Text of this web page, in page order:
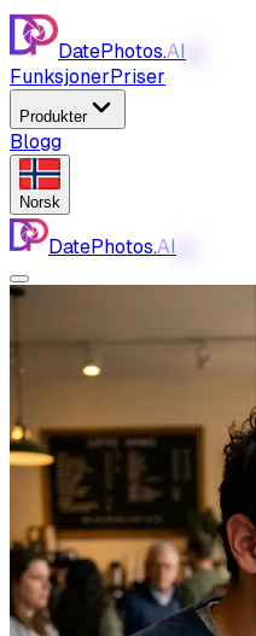
DatePhotos.AI
FunksjonerPriser
Produkter
Blogg
Norsk
DatePhotos.AI